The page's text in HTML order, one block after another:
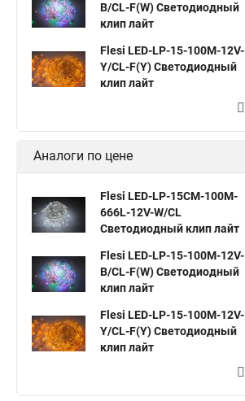
B/CL-F(W) Светодиодный
клип лайт
Flesi LED-LP-15-100M-12V-
Y/CL-F(Y) Светодиодный
клип лайт
Аналоги по цене
Flesi LED-LP-15СМ-100M-
666L-12V-W/CL
Светодиодный клип лайт
Flesi LED-LP-15-100M-12V-
B/CL-F(W) Светодиодный
клип лайт
Flesi LED-LP-15-100M-12V-
Y/CL-F(Y) Светодиодный
клип лайт